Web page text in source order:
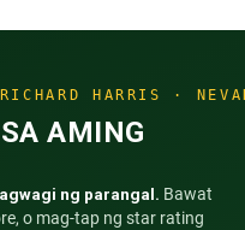
HARRIS ·
AMING
ng parangal. Bawat
o mag-tap ng star rating